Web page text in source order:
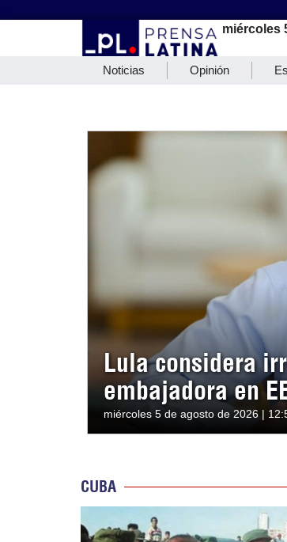
miércoles
Noticias Opinión
Lula considera
embajadora en
miércoles 5 de agosto de 2026 |
CUBA